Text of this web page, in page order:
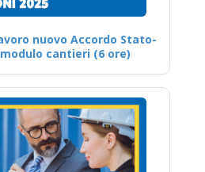
nuovo Accordo Stato-
cantieri (6 ore)